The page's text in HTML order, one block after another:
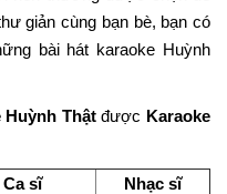
giản cùng bạn bè, bạn có
bài hát karaoke Huỳnh
Huỳnh Thậtđược Karaoke
Ca sĩ
Nhạc sĩ